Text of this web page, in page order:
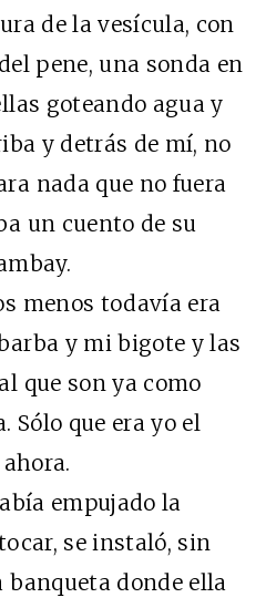
de la vesícula, con
pene, una sonda en
goteando agua y
y detrás de mí, no
nada que no fuera
un cuento de su
menos todavía era
y mi bigote y las
que son ya como
Sólo que era yo el
empujado la
se instaló, sin
donde ella